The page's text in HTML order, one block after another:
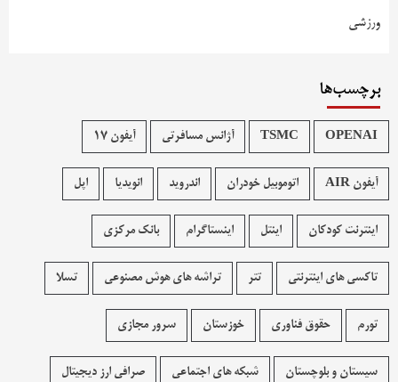
ورزشی
برچسب‌ها
OPENAI
TSMC آژانس مسافرتی آیفون 17
آیفون AIR اتوموبیل خودران اندروید انویدیا اپل
اینترنت کودکان اینتل اینستاگرام بانک مرکزی
تاکسی های اینترنتی تتر تراشه های هوش مصنوعی تسلا
تورم حقوق فناوری خوزستان سرور مجازی
سیستان و بلوچستان شبکه های اجتماعی صرافی ارز دیجیتال